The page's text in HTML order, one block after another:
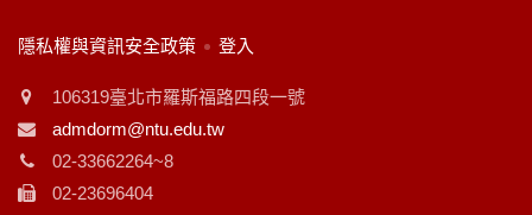
:::
隱私權與資訊安全政策 登入
106319臺北市羅斯福路四段一號
admdorm@ntu.edu.tw
02-33662264~8
02-23696404